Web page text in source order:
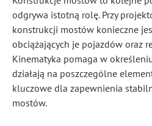
odgrywa istotną rolę. Przy
konstrukcji mostów konieczne
obciążających je pojazdów oraz
Kinematyka pomaga w
działają na poszczególne
kluczowe dla zapewnienia
mostów.